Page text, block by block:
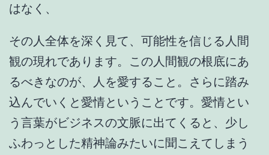
はなく、
その人全体を深く見て、可能性を信じる人間
観の現れであります。この人間観の根底にあ
るべきなのが、人を愛すること。さらに踏み
込んでいくと愛情ということです。愛情とい
う言葉がビジネスの文脈に出てくると、少し
ふわっとした精神論みたいに聞こえてしまう